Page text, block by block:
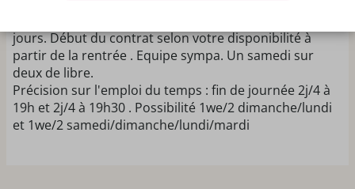
jours. Début du contrat selon votre disponibilité à
partir de la rentrée . Equipe sympa. Un samedi sur
deux de libre.
Précision sur l'emploi du temps : fin de journée 2j/4 à
19h et 2j/4 à 19h30 . Possibilité 1we/2 dimanche/lundi
et 1we/2 samedi/dimanche/lundi/mardi